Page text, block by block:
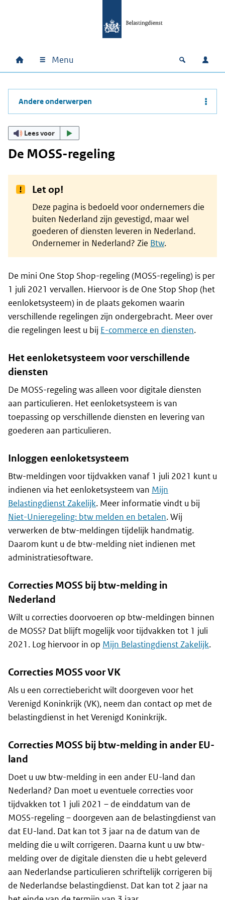
Hoofdnavigatie
Home Menu Open
Andere onderwerpen
Lees voor
De MOSS-regeling
Let op!
Deze pagina is bedoeld voor ondernemers die
buiten Nederland zijn gevestigd, maar wel
goederen of diensten leveren in Nederland.
Ondernemer in Nederland? Zie Btw.
De mini One Stop Shop-regeling (MOSS-regeling) is per
1 juli 2021 vervallen. Hiervoor is de One Stop Shop (het
eenloketsysteem) in de plaats gekomen waarin
verschillende regelingen zijn ondergebracht. Meer over
die regelingen leest u bij E-commerce en diensten.
Het eenloketsysteem voor verschillende
diensten
De MOSS-regeling was alleen voor digitale diensten
aan particulieren. Het eenloketsysteem is van
toepassing op verschillende diensten en levering van
goederen aan particulieren.
Inloggen eenloketsysteem
Btw-meldingen voor tijdvakken vanaf 1 juli 2021 kunt u
indienen via het eenloketsysteem van Mijn
Belastingdienst Zakelijk. Meer informatie vindt u bij
Niet-Unieregeling: btw melden en betalen. Wij
verwerken de btw-meldingen tijdelijk handmatig.
Daarom kunt u de btw-melding niet indienen met
administratiesoftware.
Correcties MOSS bij btw-melding in
Nederland
Wilt u correcties doorvoeren op btw-meldingen binnen
de MOSS? Dat blijft mogelijk voor tijdvakken tot 1 juli
2021. Log hiervoor in op Mijn Belastingdienst Zakelijk.
Correcties MOSS voor VK
Als u een correctiebericht wilt doorgeven voor het
Verenigd Koninkrijk (VK), neem dan contact op met de
belastingdienst in het Verenigd Koninkrijk.
Correcties MOSS bij btw-melding in ander EU-
land
Doet u uw btw-melding in een ander EU-land dan
Nederland? Dan moet u eventuele correcties voor
tijdvakken tot 1 juli 2021 – de einddatum van de
MOSS-regeling – doorgeven aan de belastingdienst van
dat EU-land. Dat kan tot 3 jaar na de datum van de
melding die u wilt corrigeren. Daarna kunt u uw btw-
melding over de digitale diensten die u hebt geleverd
aan Nederlandse particulieren schriftelijk corrigeren bij
de Nederlandse belastingdienst. Dat kan tot 2 jaar na